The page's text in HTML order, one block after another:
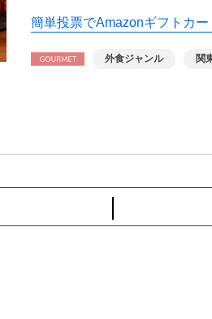
簡単投票でAmazonギフトカー
外食ジャンル 関